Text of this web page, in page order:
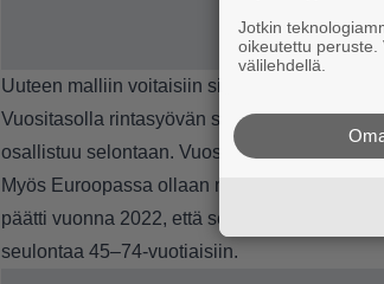
Uuteen malliin voitaisiin siirtyä asteittain
Vuositasolla rintasyövän seulontaan
osallistuu selontaan. Vuosittain seulonnoissa
Myös Euroopassa ollaan menossa kohti
päätti vuonna 2022, että sen suositus EU-
seulontaa 45–74-vuotiaisiin.
Jotkin
oikeutettu peruste.
välilehdellä.